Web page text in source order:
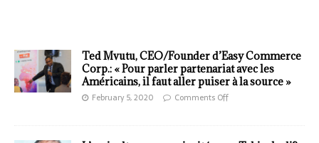
Ted Mvutu, CEO/Founder d’Easy Commerce
Corp.: « Pour parler partenariat avec les
Américains, il faut aller puiser à la source »
February 5, 2020 Comments Off